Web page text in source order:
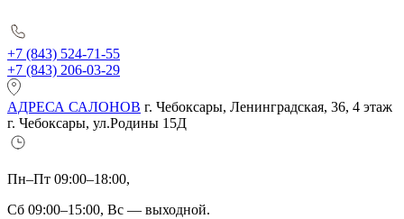
+7 (843) 524-71-55
+7 (843) 206-03-29
АДРЕСА САЛОНОВ г. Чебоксары, Ленинградская, 36, 4 этаж
г. Чебоксары, ул.Родины 15Д
Пн–Пт 09:00–18:00,
Сб 09:00–15:00, Вс — выходной.